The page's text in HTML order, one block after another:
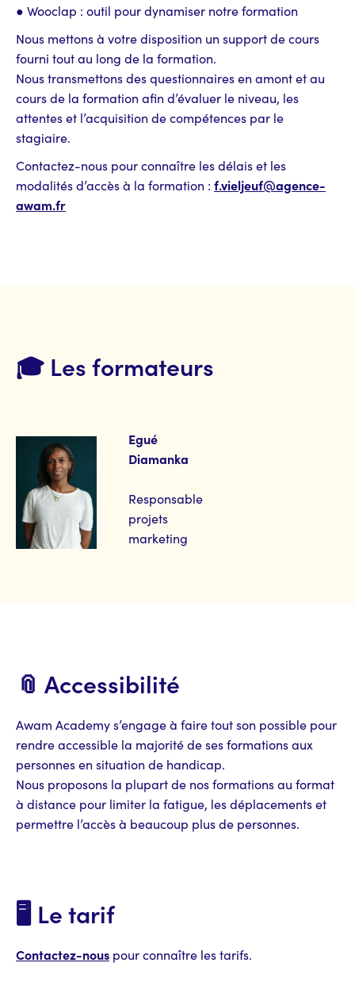
● Wooclap : outil pour dynamiser notre formation
Nous mettons à votre disposition un support de cours
fourni tout au long de la formation.
Nous transmettons des questionnaires en amont et au
cours de la formation afin d’évaluer le niveau, les
attentes et l’acquisition de compétences par le
stagiaire.
Contactez-nous pour connaître les délais et les
modalités d’accès à la formation : f.vieljeuf@agence-
awam.fr
🎓 Les formateurs
Egué
Diamanka
Responsable
projets
marketing
📎 Accessibilité
Awam Academy s’engage à faire tout son possible pour
rendre accessible la majorité de ses formations aux
personnes en situation de handicap.
Nous proposons la plupart de nos formations au format
à distance pour limiter la fatigue, les déplacements et
permettre l’accès à beaucoup plus de personnes.
🖥️ Le tarif
Contactez-nous pour connaître les tarifs.